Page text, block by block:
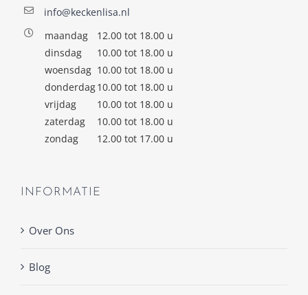
info@keckenlisa.nl
maandag
12.00 tot 18.00 u
dinsdag
10.00 tot 18.00 u
woensdag 10.00 tot 18.00 u
donderdag10.00 tot 18.00 u
vrijdag
10.00 tot 18.00 u
zaterdag
10.00 tot 18.00 u
zondag
12.00 tot 17.00 u
INFORMATIE
Over Ons
Blog